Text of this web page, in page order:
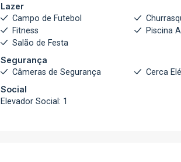
Lazer
Campo de Futebol
Fitness
Piscina
Salão de Festa
Segurança
Câmeras de Segurança
Cerca
Social
Elevador Social: 1